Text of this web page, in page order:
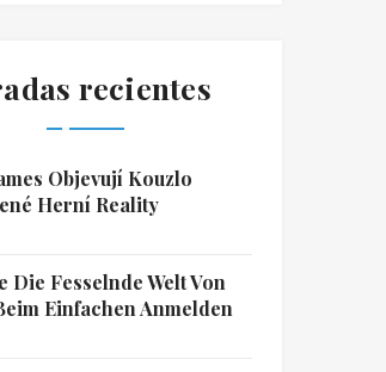
recientes
Objevují Kouzlo
Herní Reality
Die Fesselnde Welt Von
Einfachen Anmelden